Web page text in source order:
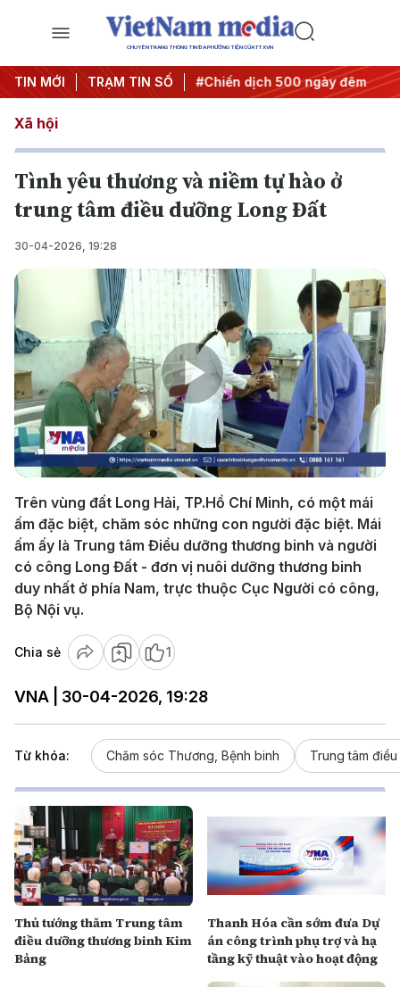
CHUYÊN TRANG THÔNG TIN ĐA PHƯƠNG TIỆN CỦA TTXVN
TIN MỚI TRẠM TIN SỐ
quyết thành hành động #Chiến dịch 500 ngày đêm
Xã hội
Tình yêu thương và niềm tự hào ở
trung tâm điều dưỡng Long Đất
30-04-2026, 19:28
Play
Video
Trên vùng đất Long Hải, TP.Hồ Chí Minh, có một mái
ấm đặc biệt, chăm sóc những con người đặc biệt. Mái
ấm ấy là Trung tâm Điều dưỡng thương binh và người
có công Long Đất - đơn vị nuôi dưỡng thương binh
duy nhất ở phía Nam, trực thuộc Cục Người có công,
Bộ Nội vụ.
Chia sẻ 1
VNA | 30-04-2026, 19:28
Từ khóa: Chăm sóc Thương, Bệnh binh Trung tâm
Thủ tướng thăm Trung tâm
điều dưỡng thương binh Kim
Bảng
Thanh Hóa cần sớm đưa Dự
án công trình phụ trợ và hạ
tầng kỹ thuật vào hoạt động